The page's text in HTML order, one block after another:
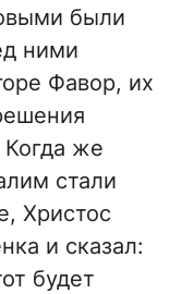
были
ними
Фавор, их
же
стали
Христос
и сказал:
будет